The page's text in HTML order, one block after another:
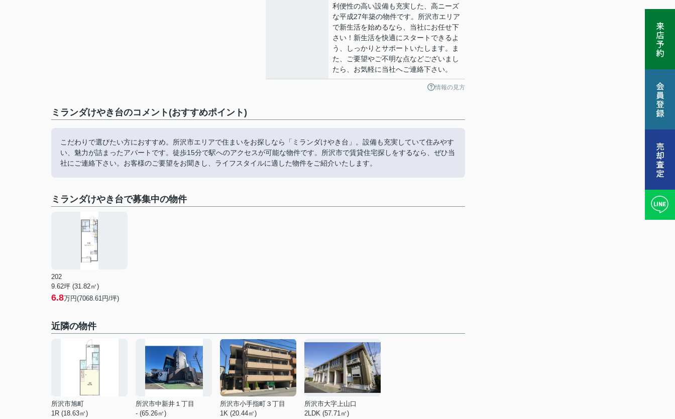
利便性の高い設備も充実した、高ニーズ
な平成27年築の物件です。所沢市エリア
で新生活を始めるなら、当社にお任せ下
さい！新生活を快適にスタートできるよ
う、しっかりとサポートいたします。ま
た、ご要望やご不明な点などございまし
たら、お気軽に当社へご連絡下さい。
情報の見方
ミランダけやき台のコメント(おすすめポイント)
こだわりで選びたい方におすすめ。所沢市エリアで住まいをお探しなら「ミランダけやき台」。設備も充実していて住みやす
い、魅力が詰まったアパートです。徒歩15分で駅へのアクセスが可能な物件です。所沢市で賃貸住宅探しをするなら、ぜひ当
社にご連絡下さい。お客様のご要望をお聞きし、ライフスタイルに適した物件をご紹介いたします。
ミランダけやき台で募集中の物件
202
9.62坪 (31.82㎡)
6.8万円(7068.61円/坪)
近隣の物件
所沢市旭町
1R (18.63㎡)
所沢市中新井１丁目
- (65.26㎡)
所沢市小手指町３丁目
1K (20.44㎡)
所沢市大字上山口
2LDK (57.71㎡)